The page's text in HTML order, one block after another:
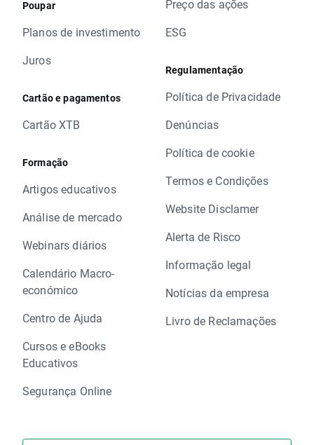
Poupar
Planos de investimento
Juros
Cartão e pagamentos
Cartão XTB
Formação
Artigos educativos
Análise de mercado
Webinars diários
Calendário Macro-
económico
Centro de Ajuda
Cursos e eBooks
Educativos
Segurança Online
Preço das ações
ESG
Regulamentação
Política de Privacidade
Denúncias
Política de cookie
Termos e Condições
Website Disclamer
Alerta de Risco
Informação legal
Notícias da empresa
Livro de Reclamações